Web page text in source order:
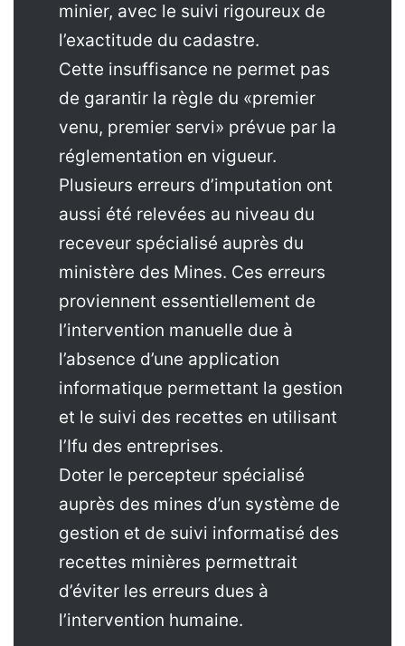
minier, avec le suivi rigoureux de
l’exactitude du cadastre.
Cette insuffisance ne permet pas
de garantir la règle du «premier
venu, premier servi» prévue par la
réglementation en vigueur.
Plusieurs erreurs d’imputation ont
aussi été relevées au niveau du
receveur spécialisé auprès du
ministère des Mines. Ces erreurs
proviennent essentiellement de
l’intervention manuelle due à
l’absence d’une application
informatique permettant la gestion
et le suivi des recettes en utilisant
l’Ifu des entreprises.
Doter le percepteur spécialisé
auprès des mines d’un système de
gestion et de suivi informatisé des
recettes minières permettrait
d’éviter les erreurs dues à
l’intervention humaine.